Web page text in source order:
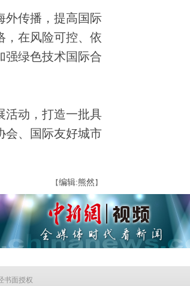
传播，提高国际
，在风险可控、依
强绿色技术国际合
动，打造一批具
会、国际友好城市
【编辑:熊然 】
书面授权